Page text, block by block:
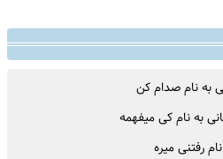
به نام صدام کن
به نام کی میفهمه
رفتنی میره